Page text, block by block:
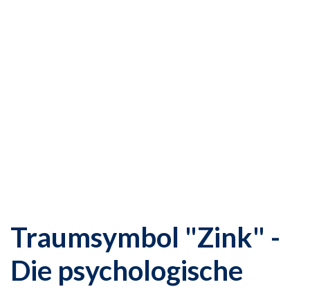
Traumsymbol "Zink" -
Die psychologische